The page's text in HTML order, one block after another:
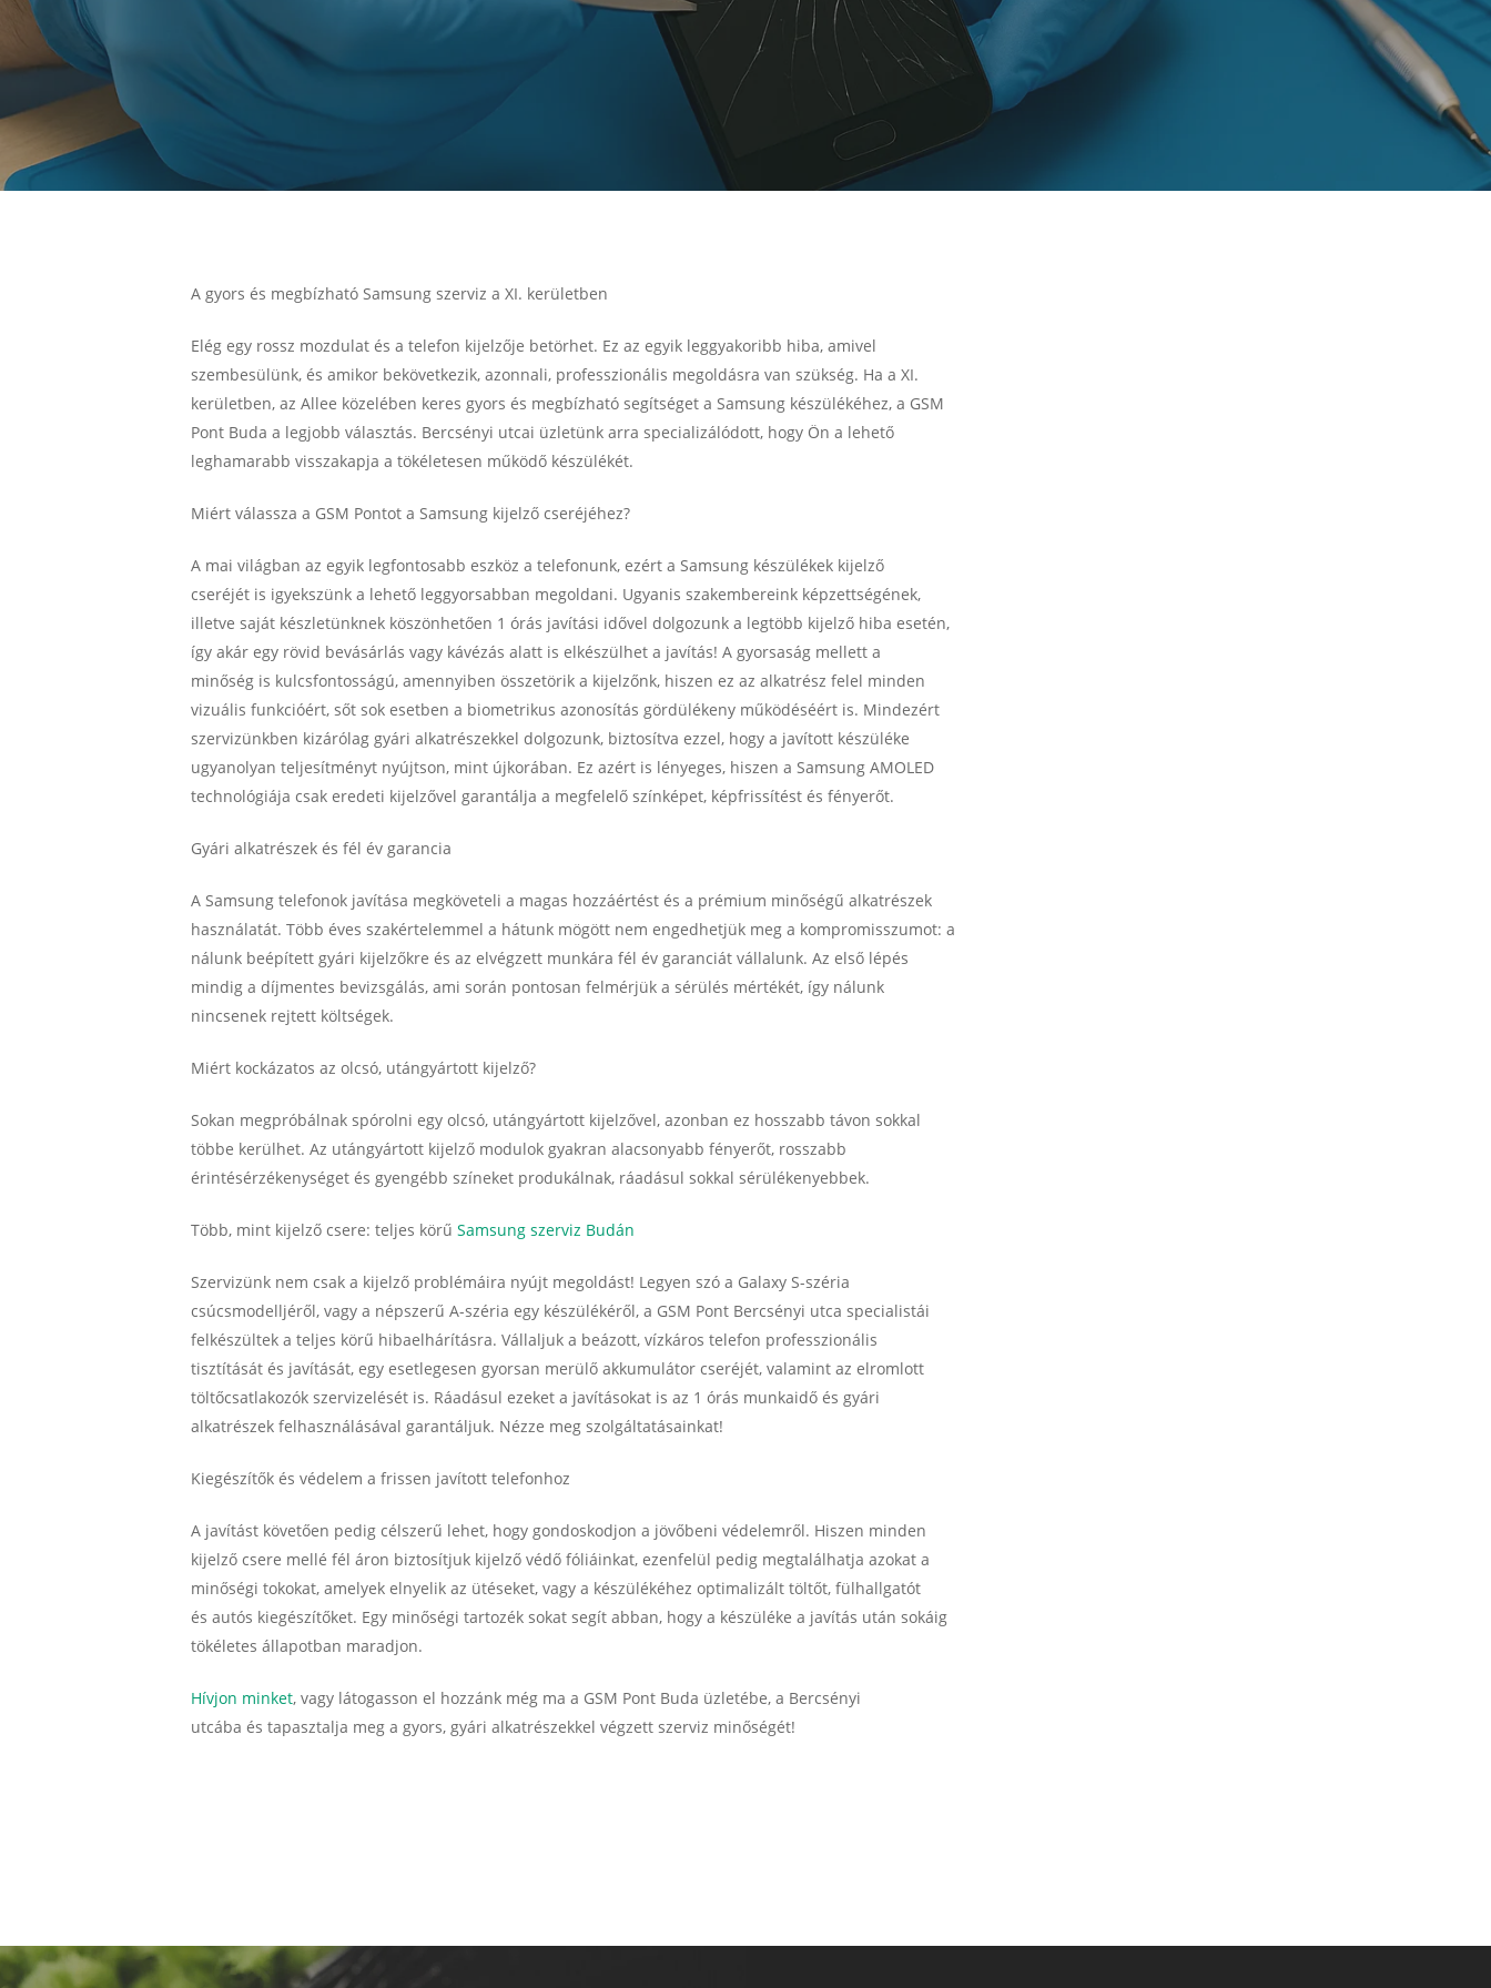
A gyors és megbízható Samsung szerviz a XI. kerületben
Elég egy rossz mozdulat és a telefon kijelzője betörhet. Ez az egyik leggyakoribb hiba, amivel
szembesülünk, és amikor bekövetkezik, azonnali, professzionális megoldásra van szükség. Ha a XI.
kerületben, az Allee közelében keres gyors és megbízható segítséget a Samsung készülékéhez, a GSM
Pont Buda a legjobb választás. Bercsényi utcai üzletünk arra specializálódott, hogy Ön a lehető
leghamarabb visszakapja a tökéletesen működő készülékét.
Miért válassza a GSM Pontot a Samsung kijelző cseréjéhez?
A mai világban az egyik legfontosabb eszköz a telefonunk, ezért a Samsung készülékek kijelző
cseréjét is igyekszünk a lehető leggyorsabban megoldani. Ugyanis szakembereink képzettségének,
illetve saját készletünknek köszönhetően 1 órás javítási idővel dolgozunk a legtöbb kijelző hiba esetén,
így akár egy rövid bevásárlás vagy kávézás alatt is elkészülhet a javítás! A gyorsaság mellett a
minőség is kulcsfontosságú, amennyiben összetörik a kijelzőnk, hiszen ez az alkatrész felel minden
vizuális funkcióért, sőt sok esetben a biometrikus azonosítás gördülékeny működéséért is. Mindezért
szervizünkben kizárólag gyári alkatrészekkel dolgozunk, biztosítva ezzel, hogy a javított készüléke
ugyanolyan teljesítményt nyújtson, mint újkorában. Ez azért is lényeges, hiszen a Samsung AMOLED
technológiája csak eredeti kijelzővel garantálja a megfelelő színképet, képfrissítést és fényerőt.
Gyári alkatrészek és fél év garancia
A Samsung telefonok javítása megköveteli a magas hozzáértést és a prémium minőségű alkatrészek
használatát. Több éves szakértelemmel a hátunk mögött nem engedhetjük meg a kompromisszumot: a
nálunk beépített gyári kijelzőkre és az elvégzett munkára fél év garanciát vállalunk. Az első lépés
mindig a díjmentes bevizsgálás, ami során pontosan felmérjük a sérülés mértékét, így nálunk
nincsenek rejtett költségek.
Miért kockázatos az olcsó, utángyártott kijelző?
Sokan megpróbálnak spórolni egy olcsó, utángyártott kijelzővel, azonban ez hosszabb távon sokkal
többe kerülhet. Az utángyártott kijelző modulok gyakran alacsonyabb fényerőt, rosszabb
érintésérzékenységet és gyengébb színeket produkálnak, ráadásul sokkal sérülékenyebbek.
Több, mint kijelző csere: teljes körű Samsung szerviz Budán
Szervizünk nem csak a kijelző problémáira nyújt megoldást! Legyen szó a Galaxy S-széria
csúcsmodelljéről, vagy a népszerű A-széria egy készülékéről, a GSM Pont Bercsényi utca specialistái
felkészültek a teljes körű hibaelhárításra. Vállaljuk a beázott, vízkáros telefon professzionális
tisztítását és javítását, egy esetlegesen gyorsan merülő akkumulátor cseréjét, valamint az elromlott
töltőcsatlakozók szervizelését is. Ráadásul ezeket a javításokat is az 1 órás munkaidő és gyári
alkatrészek felhasználásával garantáljuk. Nézze meg szolgáltatásainkat!
Kiegészítők és védelem a frissen javított telefonhoz
A javítást követően pedig célszerű lehet, hogy gondoskodjon a jövőbeni védelemről. Hiszen minden
kijelző csere mellé fél áron biztosítjuk kijelző védő fóliáinkat, ezenfelül pedig megtalálhatja azokat a
minőségi tokokat, amelyek elnyelik az ütéseket, vagy a készülékéhez optimalizált töltőt, fülhallgatót
és autós kiegészítőket. Egy minőségi tartozék sokat segít abban, hogy a készüléke a javítás után sokáig
tökéletes állapotban maradjon.
Hívjon minket, vagy látogasson el hozzánk még ma a GSM Pont Buda üzletébe, a Bercsényi
utcába és tapasztalja meg a gyors, gyári alkatrészekkel végzett szerviz minőségét!